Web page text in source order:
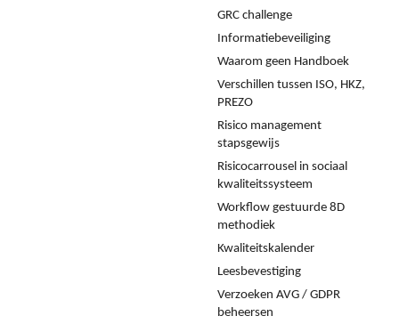
GRC challenge
Informatiebeveiliging
Waarom geen Handboek
Verschillen tussen ISO, HKZ,
PREZO
Risico management
stapsgewijs
Risicocarrousel in sociaal
kwaliteitssysteem
Workflow gestuurde 8D
methodiek
Kwaliteitskalender
Leesbevestiging
Verzoeken AVG / GDPR
beheersen